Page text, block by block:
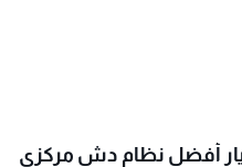
أفضل نظام دش مركزي